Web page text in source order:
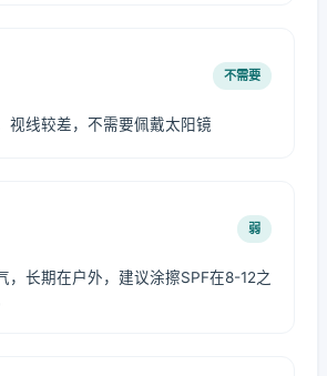
不需要
视线较差，不需要佩戴太阳镜
弱
，长期在户外，建议涂擦SPF在8-12之